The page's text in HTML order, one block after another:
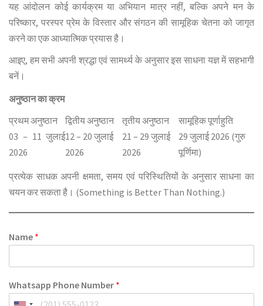
यह आंदोलन कोई कार्यक्रम या अभियान मात्र नहीं, बल्कि अपने मन के
परिष्कार, परस्पर प्रेम के विस्तार और संगठन की सामूहिक चेतना को जागृत
करने का एक आध्यात्मिक प्रयास है।
आइए, हम सभी अपनी श्रद्धा एवं सामर्थ्य के अनुसार इस साधना यज्ञ में सहभागी
बनें।
अनुष्ठान का क्रम
प्रथम अनुष्ठान
03 – 11 जुलाई
2026
द्वितीय अनुष्ठान
12 – 20 जुलाई
2026
तृतीय अनुष्ठान
21 – 29 जुलाई
2026
सामूहिक पूर्णाहुति
29 जुलाई 2026 (गुरु
पूर्णिमा)
प्रत्येक साधक अपनी क्षमता, समय एवं परिस्थितियों के अनुसार साधना का
चयन कर सकता है। (Something is Better Than Nothing.)
Name *
Whatsapp Phone Number *